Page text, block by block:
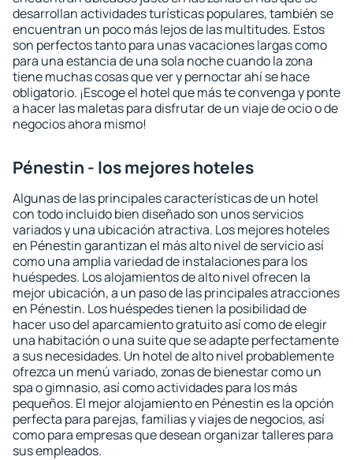
desarrollan actividades turísticas populares, también se
encuentran un poco más lejos de las multitudes. Estos
son perfectos tanto para unas vacaciones largas como
para una estancia de una sola noche cuando la zona
tiene muchas cosas que ver y pernoctar ahí se hace
obligatorio. ¡Escoge el hotel que más te convenga y ponte
a hacer las maletas para disfrutar de un viaje de ocio o de
negocios ahora mismo!
Pénestin - los mejores hoteles
Algunas de las principales características de un hotel
con todo incluido bien diseñado son unos servicios
variados y una ubicación atractiva. Los mejores hoteles
en Pénestin garantizan el más alto nivel de servicio así
como una amplia variedad de instalaciones para los
huéspedes. Los alojamientos de alto nivel ofrecen la
mejor ubicación, a un paso de las principales atracciones
en Pénestin. Los huéspedes tienen la posibilidad de
hacer uso del aparcamiento gratuito así como de elegir
una habitación o una suite que se adapte perfectamente
a sus necesidades. Un hotel de alto nivel probablemente
ofrezca un menú variado, zonas de bienestar como un
spa o gimnasio, así como actividades para los más
pequeños. El mejor alojamiento en Pénestin es la opción
perfecta para parejas, familias y viajes de negocios, así
como para empresas que desean organizar talleres para
sus empleados.